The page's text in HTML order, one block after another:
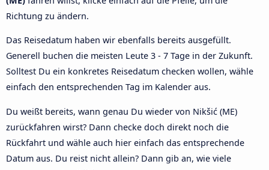
Richtung zu ändern.
Das Reisedatum haben wir ebenfalls bereits ausgefüllt.
Generell buchen die meisten Leute 3 - 7 Tage in der Zukunft.
Solltest Du ein konkretes Reisedatum checken wollen, wähle
einfach den entsprechenden Tag im Kalender aus.
Du weißt bereits, wann genau Du wieder von Nikšić (ME)
zurückfahren wirst? Dann checke doch direkt noch die
Rückfahrt und wähle auch hier einfach das entsprechende
Datum aus. Du reist nicht allein? Dann gib an, wie viele